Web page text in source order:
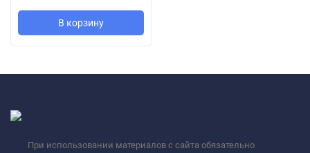
В корзину
При использовании материалов с сайта обязательно